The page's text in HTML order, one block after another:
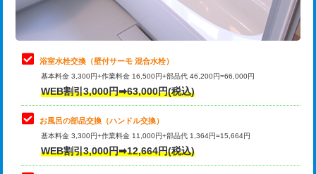
理・調整・分解・加工など（軽作業）
止水・漏水調査・防水処理・清掃・修
理・調整・分解・加工など（中作業）
22,000円
止水・漏水調査・防水処理・清掃・修
理・調整・分解・加工など（重作業）
33,000円
トイレタンク脱着
トイレ便器脱着
浴室水栓交換（壁付サーモ 混合水栓）
基本料金 3,300円+作業料金 16,500円+部品代 46,200円=66,000円
WEB割引3,000円➡63,000円(税込)
お風呂の部品交換（ハンドル交換）
基本料金 3,300円+作業料金 11,000円+部品代 1,364円=15,664円
WEB割引3,000円➡12,664円(税込)